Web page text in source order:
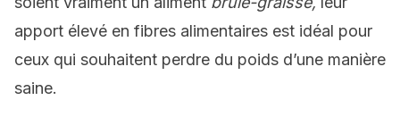
apport élevé en fibres alimentaires est idéal pour
ceux qui souhaitent perdre du poids d’une manière
saine.